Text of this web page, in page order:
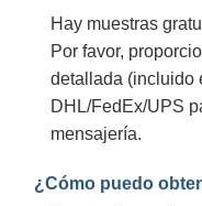
Hay muestras
Por favor,
detallada (incluido
DHL/FedEx/UPS
mensajería.
¿Cómo puedo